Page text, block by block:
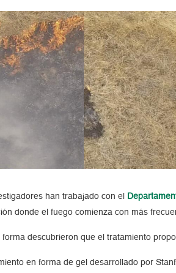
han trabajado con el
donde el fuego comienza con más
forma descubrieron que el tratamiento
en forma de gel desarrollado por